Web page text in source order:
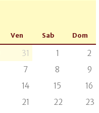
Ven Sab Dom
31 1
2
7 8
9
14 15
16
21 22
23